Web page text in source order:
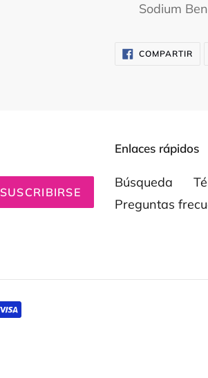
Sodium
COMPARTIR
EN
SUSCRIBIRSE
Enlaces rápidos
Búsqueda
Preguntas